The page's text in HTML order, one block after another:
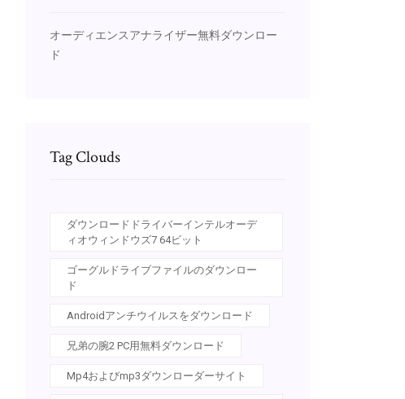
オーディエンスアナライザー無料ダウンロー
ド
Tag Clouds
ダウンロードドライバーインテルオーデ
ィオウィンドウズ7 64ビット
ゴーグルドライブファイルのダウンロー
ド
Androidアンチウイルスをダウンロード
兄弟の腕2 PC用無料ダウンロード
Mp4およびmp3ダウンローダーサイト